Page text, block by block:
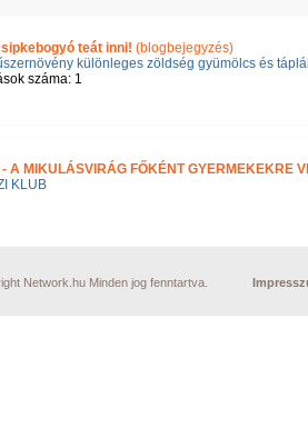
teát inni! (blogbejegyzés)
különleges zöldség gyümölcs és
száma: 1
- A MIKULÁSVIRÁG FŐKÉNT GYERMEKEKRE
KLUB
Network.hu Minden jog fenntartva.